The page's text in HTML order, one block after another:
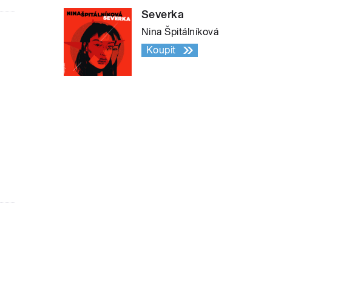
Severka
Nina Špitálníková
Koupit